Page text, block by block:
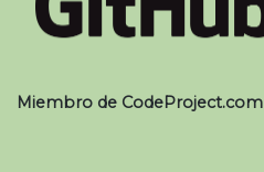
Miembro de CodeProject.com